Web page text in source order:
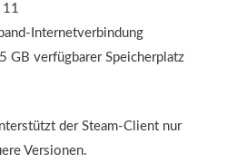
Internetverbindung
GB verfügbarer Speicherplatz
der Steam-Client nur
Versionen.